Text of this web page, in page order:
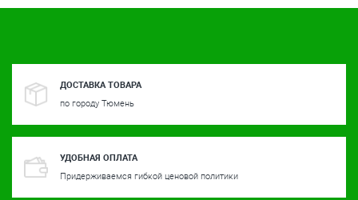
ДОСТАВКА ТОВАРА
по городу Тюмень
УДОБНАЯ ОПЛАТА
Придерживаемся гибкой ценовой политики